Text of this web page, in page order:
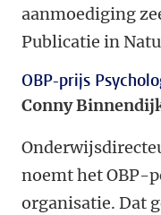
aanmoediging
Publicatie in
OBP-prijs
Conny
noemt het OBP-
organisatie. Dat